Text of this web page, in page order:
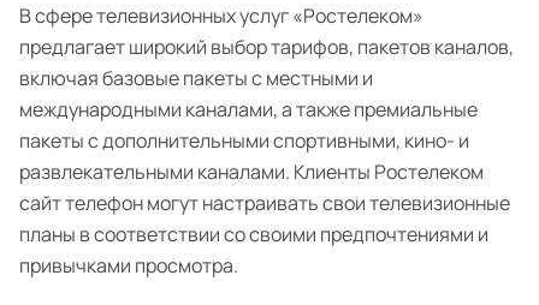
В сфере телевизионных услуг «Ростелеком»
предлагает широкий выбор тарифов, пакетов каналов,
включая базовые пакеты с местными и
международными каналами, а также премиальные
пакеты с дополнительными спортивными, кино- и
развлекательными каналами. Клиенты Ростелеком
сайт телефон могут настраивать свои телевизионные
планы в соответствии со своими предпочтениями и
привычками просмотра.